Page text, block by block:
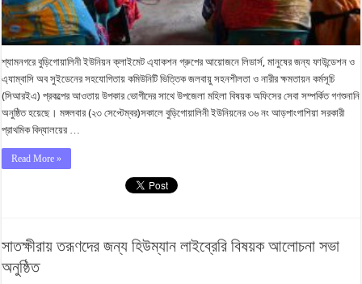
শ্যামনগরে বুড়িগোয়ালিনী ইউনিয়ন ক্লাইমেট এ্যাকশন গ্রুপের আয়োজনে লিডার্স, মানুষের জন্য ফাউন্ডেশন ও
এ্যাম্বাসি অব সুইডেনের সহযোগিতায় কমিউনিটি ভিত্তিক জলবায়ু সহনশীলতা ও নারীর ক্ষমতায়ন কর্মসূচি
(সিআরইএ) প্রকল্পের আওতায় উপকার ভোগীদের সাথে উপজেলা মহিলা বিষয়ক অফিসের সেবা সম্পর্কিত গণশুনানি
অনুষ্ঠিত হয়েছে। মঙ্গলবার (২৩ সেপ্টেম্বর)সকালে বুড়িগোয়ালিনী ইউনিয়নের ৩৬ নং আড়পাংগাশিয়া সরকারী
প্রাথমিক বিদ্যালয়ের …
Read More »
সাতক্ষীরায় তরূণদের জন্য হিউম্যান লাইব্রেরি বিষয়ক আলোচনা সভা
অনুষ্ঠিত